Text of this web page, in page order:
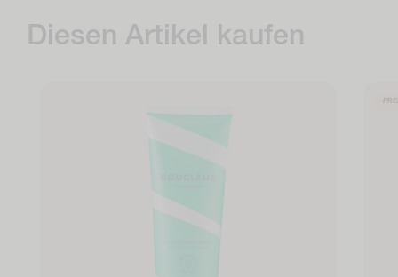
Diesen Artikel kaufen